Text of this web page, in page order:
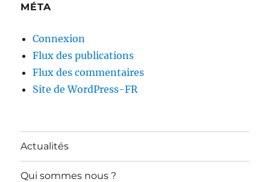
MÉTA
Connexion
Flux des publications
Flux des commentaires
Site de WordPress-FR
Actualités
Qui sommes nous ?